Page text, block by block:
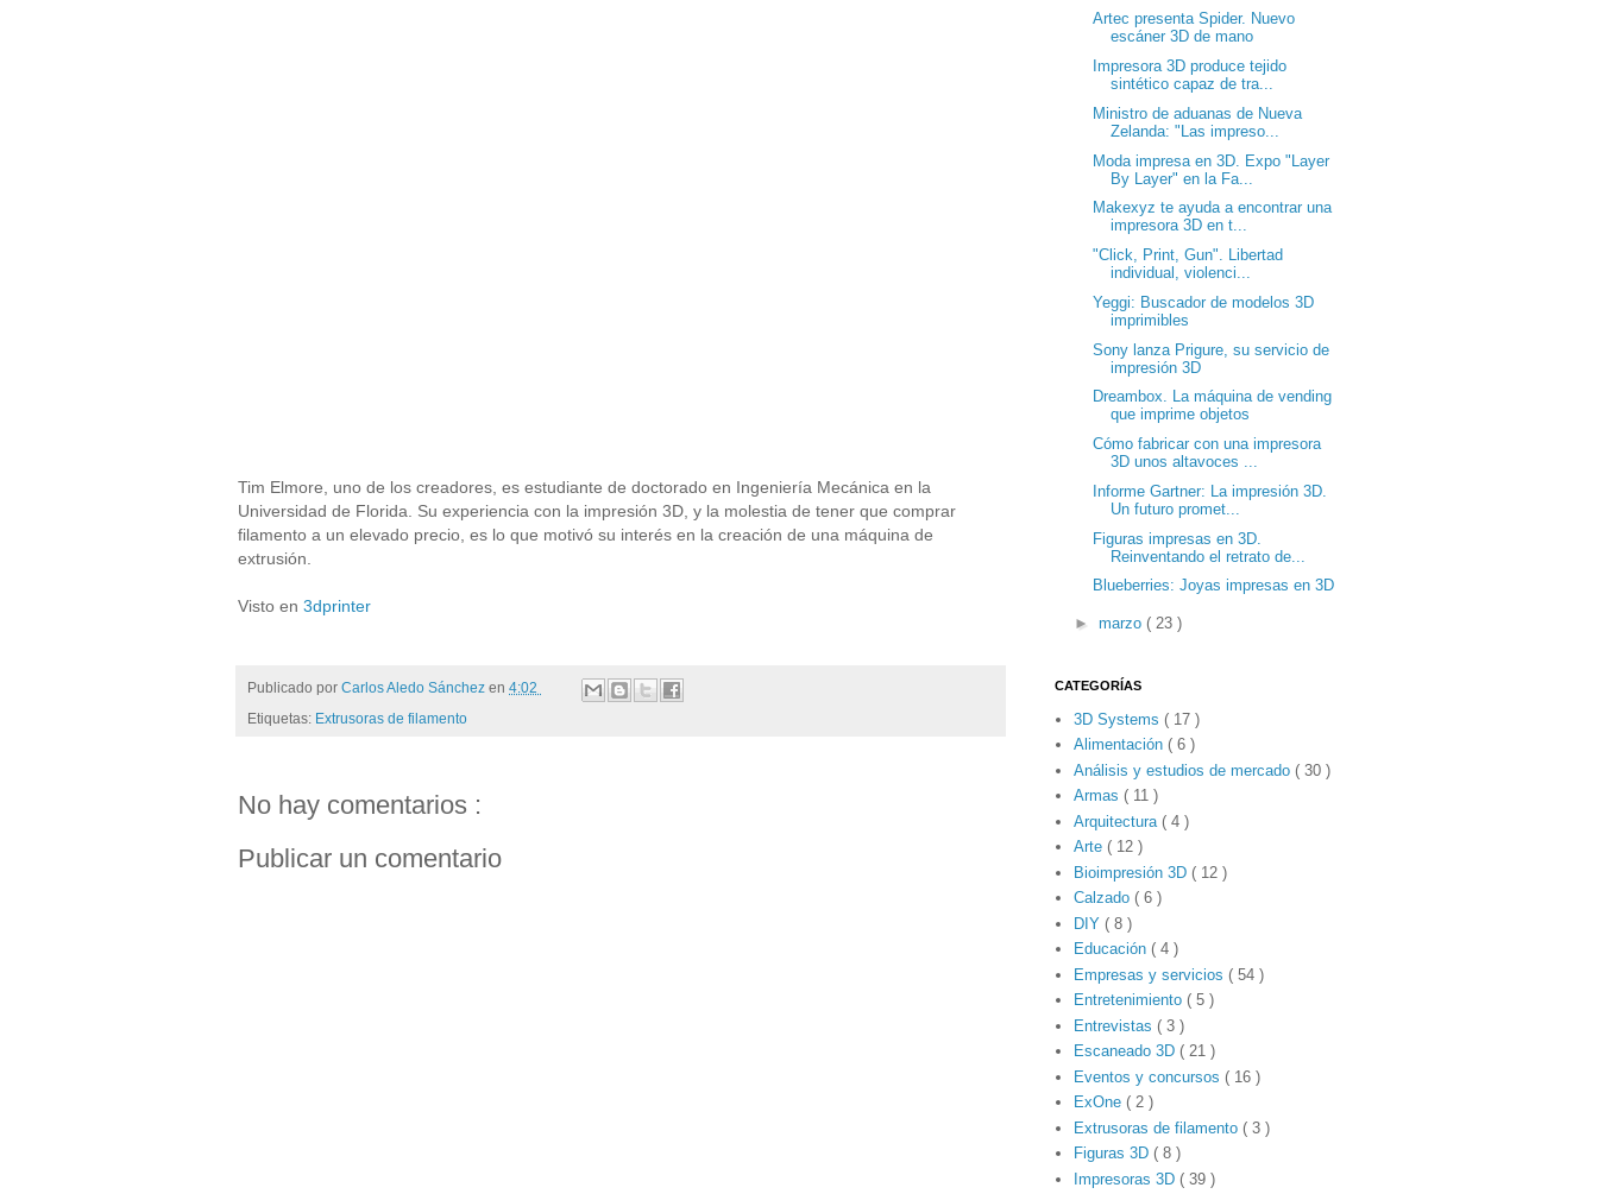
Tim Elmore, uno de los creadores, es estudiante de doctorado en Ingeniería Mecánica en la
Universidad de Florida. Su experiencia con la impresión 3D, y la molestia de tener que comprar
filamento a un elevado precio, es lo que motivó su interés en la creación de una máquina de
extrusión.
Visto en 3dprinter
Publicado por Carlos Aledo Sánchez en 4:02
Etiquetas: Extrusoras de filamento
No hay comentarios :
Publicar un comentario
Artec presenta Spider. Nuevo
escáner 3D de mano
Impresora 3D produce tejido
sintético capaz de tra...
Ministro de aduanas de Nueva
Zelanda: "Las impreso...
Moda impresa en 3D. Expo "Layer
By Layer" en la Fa...
Makexyz te ayuda a encontrar una
impresora 3D en t...
"Click, Print, Gun". Libertad
individual, violenci...
Yeggi: Buscador de modelos 3D
imprimibles
Sony lanza Prigure, su servicio de
impresión 3D
Dreambox. La máquina de vending
que imprime objetos
Cómo fabricar con una impresora
3D unos altavoces ...
Informe Gartner: La impresión 3D.
Un futuro promet...
Figuras impresas en 3D.
Reinventando el retrato de...
Blueberries: Joyas impresas en 3D
► marzo ( 23 )
CATEGORÍAS
3D Systems( 17 )
Alimentación( 6 )
Análisis y estudios de mercado( 30 )
Armas( 11 )
Arquitectura( 4 )
Arte( 12 )
Bioimpresión 3D( 12 )
Calzado( 6 )
DIY( 8 )
Educación( 4 )
Empresas y servicios( 54 )
Entretenimiento( 5 )
Entrevistas( 3 )
Escaneado 3D( 21 )
Eventos y concursos( 16 )
ExOne( 2 )
Extrusoras de filamento( 3 )
Figuras 3D( 8 )
Impresoras 3D( 39 )